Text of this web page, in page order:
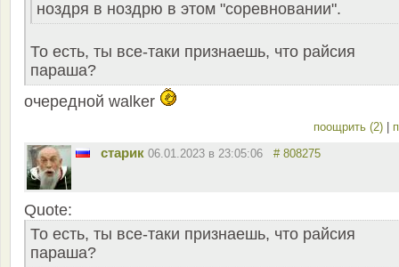
ноздря в ноздрю в этом "соревновании".
То есть, ты все-таки признаешь, что райсия
параша?
очередной walker
поощрить (2)
старик 06.01.2023 в 23:05:06 # 808275
Quote:
То есть, ты все-таки признаешь, что райсия
параша?